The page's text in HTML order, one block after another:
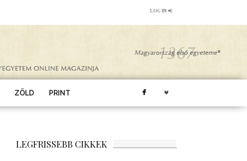
LOG IN
ZÖLD PRINT
LEGFRISSEBB CIKKEK